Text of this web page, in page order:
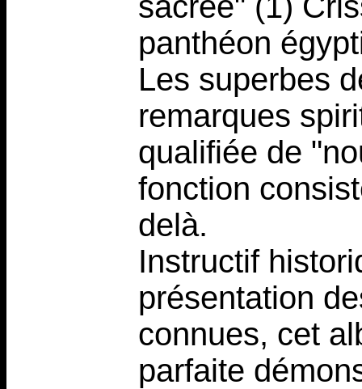
panthéon
Les superbes
remarques
qualifiée de
fonction
delà.
Instructif
présentation
connues, cet
parfaite